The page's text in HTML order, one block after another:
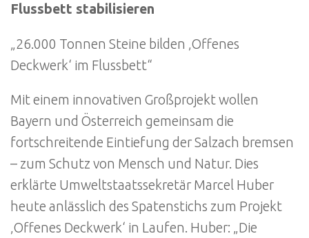
Flussbett stabilisieren
„26.000 Tonnen Steine bilden ‚Offenes
Deckwerk‘ im Flussbett“
Mit einem innovativen Großprojekt wollen
Bayern und Österreich gemeinsam die
fortschreitende Eintiefung der Salzach bremsen
– zum Schutz von Mensch und Natur. Dies
erklärte Umweltstaatssekretär Marcel Huber
heute anlässlich des Spatenstichs zum Projekt
‚Offenes Deckwerk‘ in Laufen. Huber: „Die